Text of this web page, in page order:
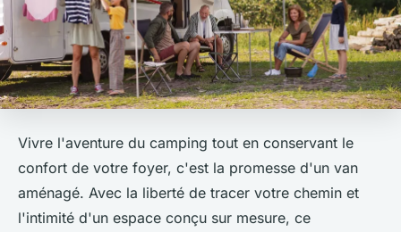
Vivre l'aventure du camping tout en conservant le
confort de votre foyer, c'est la promesse d'un van
aménagé. Avec la liberté de tracer votre chemin et
l'intimité d'un espace conçu sur mesure, ce